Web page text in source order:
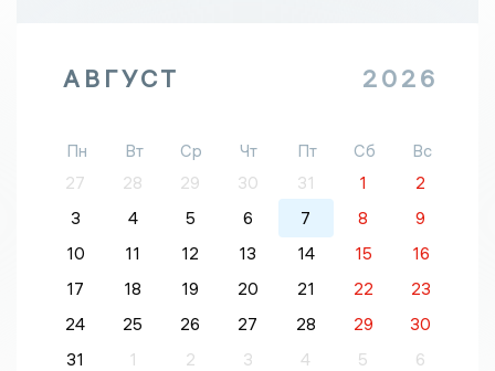
АВГУСТ 2026
Пн Вт Ср Чт Пт Сб
Вс
27
28 29 30 31 1
2
3
4 5 6 7 8
9
10
11 12 13 14 15
16
17
18 19 20 21 22
23
24
25 26 27 28 29
30
31
1 2 3 4 5 6